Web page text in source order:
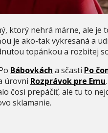
ktorý nehrá márne, ale je
je ako-tak vykresaná a
topánkou a rozbitej
Bábovkách a sčasti Po
úrovni Rozprávok pre Emu
čosi prepáčiť, ale tu to
sklamanie.